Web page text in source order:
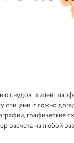
снудов, шалей,
спицами, сложно
графические
расчета на любой